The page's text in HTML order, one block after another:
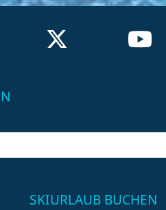
SKIURLAUB BUCHEN